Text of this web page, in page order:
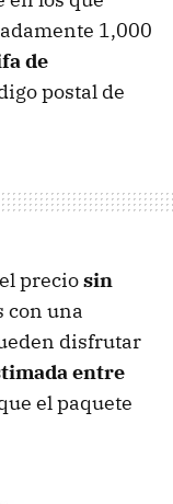
1,000
de
postal de
preciosin
con una
disfrutar
entre
el paquete